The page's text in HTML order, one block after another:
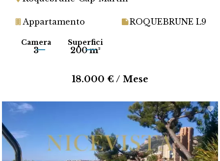
Appartamento ROQUEBRUNE L9
Camera
3
Superfici
200 m²
18.000 € / Mese